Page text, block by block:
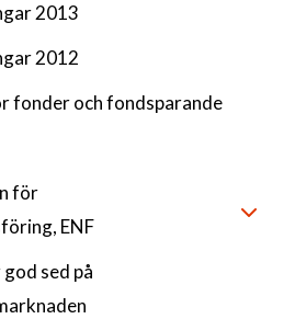
2013
2012
fonder och fondsparande
för
ENF
sed på